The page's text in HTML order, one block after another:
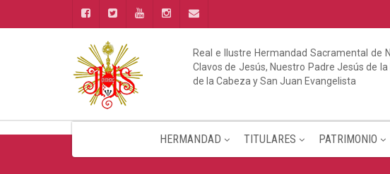
Real e Ilustre Hermandad Sacramental de
Clavos de Jesús, Nuestro Padre Jesús de
de la Cabeza y San Juan Evangelista
HERMANDAD TITULARES PATRIMONIO